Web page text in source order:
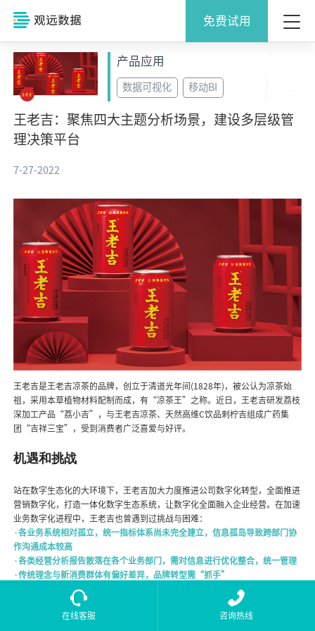
免费试用
产品应用
数据可视化 移动BI
王老吉：聚焦四大主题分析场景，建设多层级管
理决策平台
7-27-2022
王老吉是王老吉凉茶的品牌，创立于清道光年间(1828年)，被公认为凉茶始
祖，采用本草植物材料配制而成，有“凉茶王”之称。近日，王老吉研发荔枝
深加工产品“荔小吉”，与王老吉凉茶、天然高维C饮品刺柠吉组成广药集
团“吉祥三宝”，受到消费者广泛喜爱与好评。
机遇和挑战
站在数字生态化的大环境下，王老吉加大力度推进公司数字化转型，全面推进
营销数字化，打造一体化数字生态系统，让数字化全面融入企业经营。在加速
业务数字化进程中，王老吉也曾遇到过挑战与困难：
·各业务系统相对孤立，统一指标体系尚未完全建立，信息孤岛导致跨部门协
作沟通成本较高
·各类经营分析报告散落在各个业务部门，需对信息进行优化整合，统一管理
·传统理念与新消费群体有偏好差异，品牌转型需“抓手”
观远数据解决方案
在线客服 咨询热线